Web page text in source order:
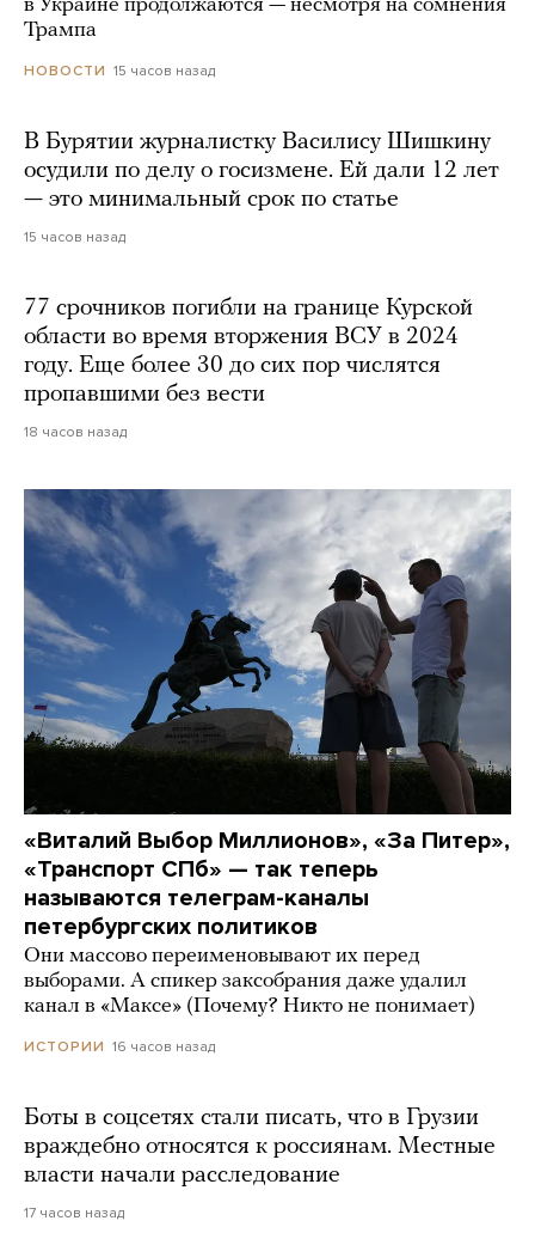
в Украине продолжаются — несмотря на сомнения
Трампа
НОВОСТИ 15 часов назад
В Бурятии журналистку Василису Шишкину
осудили по делу о госизмене. Ей дали 12 лет
— это минимальный срок по статье
15 часов назад
77 срочников погибли на границе Курской
области во время вторжения ВСУ в 2024
году. Еще более 30 до сих пор числятся
пропавшими без вести
18 часов назад
«Виталий Выбор Миллионов», «За Питер»,
«Транспорт СПб» — так теперь
называются телеграм-каналы
петербургских политиков
Они массово переименовывают их перед
выборами. А спикер заксобрания даже удалил
канал в «Максе» (Почему? Никто не понимает)
ИСТОРИИ 16 часов назад
Боты в соцсетях стали писать, что в Грузии
враждебно относятся к россиянам. Местные
власти начали расследование
17 часов назад